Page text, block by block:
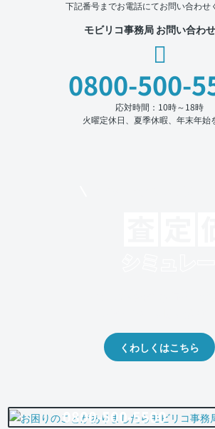
下記番号までお電話にてお問い合わせ
モビリコ事務局 お問い合わ
0800-500-
応対時間：10時～18時
火曜定休日、夏季休暇、年末年始
くわしくはこちら
0800-500-5500